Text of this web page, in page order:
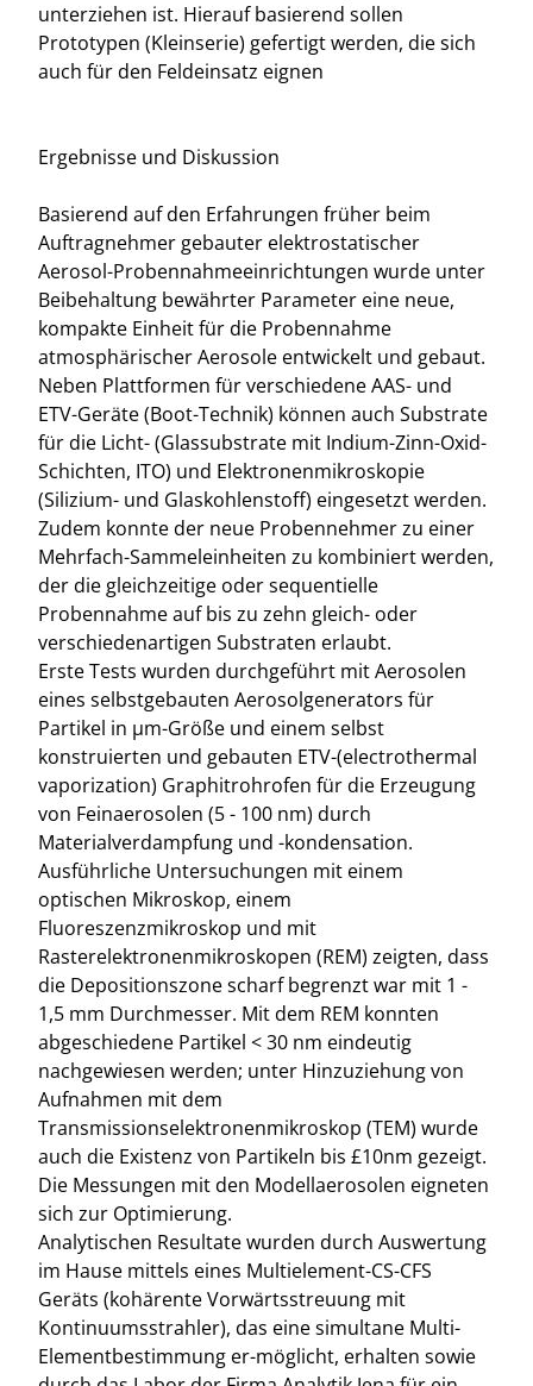
unterziehen ist. Hierauf basierend sollen
Prototypen (Kleinserie) gefertigt werden, die sich
auch für den Feldeinsatz eignen
Ergebnisse und Diskussion
Basierend auf den Erfahrungen früher beim
Auftragnehmer gebauter elektrostatischer
Aerosol-Probennahmeeinrichtungen wurde unter
Beibehaltung bewährter Parameter eine neue,
kompakte Einheit für die Probennahme
atmosphärischer Aerosole entwickelt und gebaut.
Neben Plattformen für verschiedene AAS- und
ETV-Geräte (Boot-Technik) können auch Substrate
für die Licht- (Glassubstrate mit Indium-Zinn-Oxid-
Schichten, ITO) und Elektronenmikroskopie
(Silizium- und Glaskohlenstoff) eingesetzt werden.
Zudem konnte der neue Probennehmer zu einer
Mehrfach-Sammeleinheiten zu kombiniert werden,
der die gleichzeitige oder sequentielle
Probennahme auf bis zu zehn gleich- oder
verschiedenartigen Substraten erlaubt.
Erste Tests wurden durchgeführt mit Aerosolen
eines selbstgebauten Aerosolgenerators für
Partikel in µm-Größe und einem selbst
konstruierten und gebauten ETV-(electrothermal
vaporization) Graphitrohrofen für die Erzeugung
von Feinaerosolen (5 - 100 nm) durch
Materialverdampfung und -kondensation.
Ausführliche Untersuchungen mit einem
optischen Mikroskop, einem
Fluoreszenzmikroskop und mit
Rasterelektronenmikroskopen (REM) zeigten, dass
die Depositionszone scharf begrenzt war mit 1 -
1,5 mm Durchmesser. Mit dem REM konnten
abgeschiedene Partikel < 30 nm eindeutig
nachgewiesen werden; unter Hinzuziehung von
Aufnahmen mit dem
Transmissionselektronenmikroskop (TEM) wurde
auch die Existenz von Partikeln bis £10nm gezeigt.
Die Messungen mit den Modellaerosolen eigneten
sich zur Optimierung.
Analytischen Resultate wurden durch Auswertung
im Hause mittels eines Multielement-CS-CFS
Geräts (kohärente Vorwärtsstreuung mit
Kontinuumsstrahler), das eine simultane Multi-
Elementbestimmung er-möglicht, erhalten sowie